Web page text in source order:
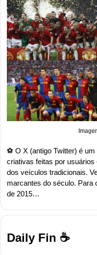
⚽ O X (antigo Twitter) é
criativas feitas por
dos veículos tradicionais.
marcantes do século. Para
de 2015…
Daily Fin ☕